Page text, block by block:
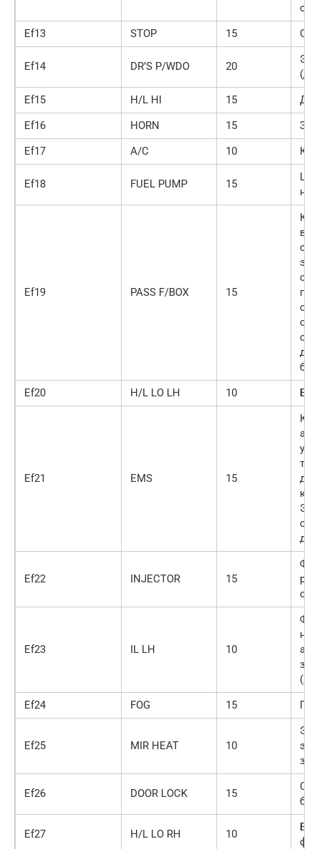
Ef13
STOP 15
Ef14 DR’S P/WDO 20
Ef15
H/L HI 15
Ef16
HORN 15
Ef17
A/C 10
Ef18 FUEL PUMP 15
Ef19 PASS F/BOX 15
Ef20
H/L LO LH 10
Ef21 EMS 15
Ef22 INJECTOR 15
Ef23 IL LH 10
Ef24
FOG 15
Ef25 MIR HEAT 10
Ef26 DOOR LOCK 15
Ef27 H/L LO RH 10